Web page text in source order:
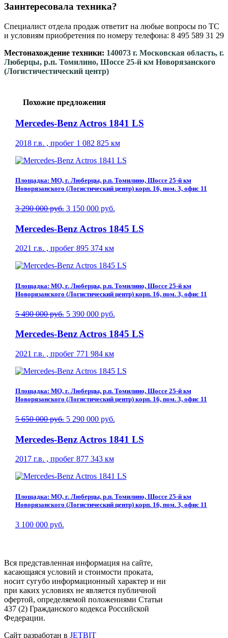
Заинтересовала техника?
Специалист отдела продаж ответит на любые вопросы по ТС
и условиям приобретения по номеру телефона: 8 495 589 31 29
Местонахождение техники: 140073 г. Московская область, г.
Люберцы, р.п. Томилино, Шоссе 25-й км Новорязанского
(Логистичестический центр)
Похожие предложения
Mercedes-Benz Actros 1841 LS
2018 г.в. , пробег 1 082 825 км
Площадка: МО, г. Люберцы, р.п. Томилино, Шоссе 25-й км
Новорязанского (Логистический центр) корп. 16, пом. 3, офис 11
3 290 000 руб. 3 150 000 руб.
Mercedes-Benz Actros 1845 LS
2021 г.в. , пробег 895 374 км
Площадка: МО, г. Люберцы, р.п. Томилино, Шоссе 25-й км
Новорязанского (Логистический центр) корп. 16, пом. 3, офис 11
5 490 000 руб. 5 390 000 руб.
Mercedes-Benz Actros 1845 LS
2021 г.в. , пробег 771 984 км
Площадка: МО, г. Люберцы, р.п. Томилино, Шоссе 25-й км
Новорязанского (Логистический центр) корп. 16, пом. 3, офис 11
5 650 000 руб. 5 290 000 руб.
Mercedes-Benz Actros 1841 LS
2017 г.в. , пробег 877 343 км
Площадка: МО, г. Люберцы, р.п. Томилино, Шоссе 25-й км
Новорязанского (Логистический центр) корп. 16, пом. 3, офис 11
3 100 000 руб.
Вся представленная информация на сайте,
касающаяся условий и стоимости проката,
носит сугубо информационный характер и ни
при каких условиях не является публичной
офертой, определяемой положениями Статьи
437 (2) Гражданского кодекса Российской
Федерации.
Сайт разработан в JETBIT